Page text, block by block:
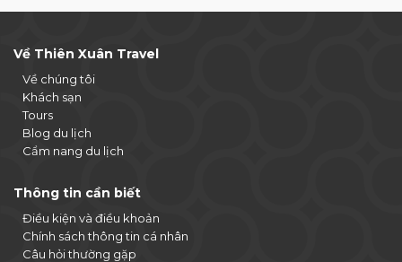
Về Thiên Xuân Travel
Về chúng tôi
Khách sạn
Tours
Blog du lịch
Cẩm nang du lịch
Thông tin cần biết
Điều kiện và điều khoản
Chính sách thông tin cá nhân
Câu hỏi thường gặp